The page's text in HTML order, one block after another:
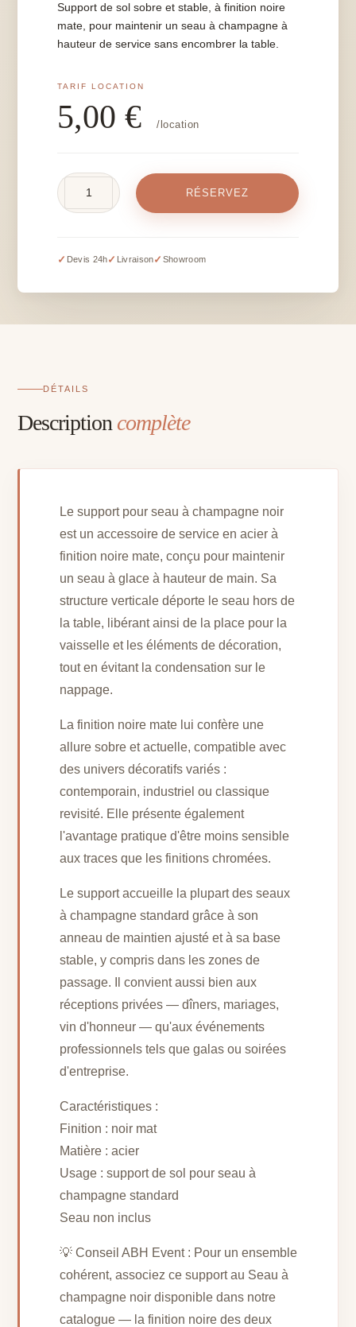
Support de sol sobre et stable, à finition noire
mate, pour maintenir un seau à champagne à
hauteur de service sans encombrer la table.
5,00€ /location
seau
champagne
RÉSERVEZ
✓ Devis 24h✓ Livraison✓ Showroom
DÉTAILS
Description complète
Le support pour seau à champagne noir
est un accessoire de service en acier à
finition noire mate, conçu pour maintenir
un seau à glace à hauteur de main. Sa
structure verticale déporte le seau hors de
la table, libérant ainsi de la place pour la
vaisselle et les éléments de décoration,
tout en évitant la condensation sur le
nappage.
La finition noire mate lui confère une
allure sobre et actuelle, compatible avec
des univers décoratifs variés :
contemporain, industriel ou classique
revisité. Elle présente également
l'avantage pratique d'être moins sensible
aux traces que les finitions chromées.
Le support accueille la plupart des seaux
à champagne standard grâce à son
anneau de maintien ajusté et à sa base
stable, y compris dans les zones de
passage. Il convient aussi bien aux
réceptions privées — dîners, mariages,
vin d'honneur — qu'aux événements
professionnels tels que galas ou soirées
d'entreprise.
Caractéristiques :
Finition : noir mat
Matière : acier
Usage : support de sol pour seau à
champagne standard
Seau non inclus
💡 Conseil ABH Event : Pour un ensemble
cohérent, associez ce support au Seau à
champagne noir disponible dans notre
catalogue — la finition noire des deux